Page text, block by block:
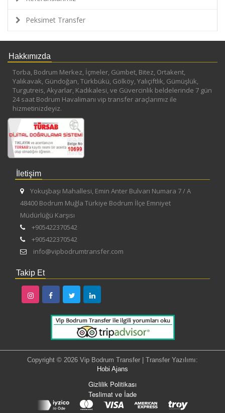
Peksimet Transfer
Hakkımızda
Torba, Bodrum Merkez, İçmeler, Gümbet, Bitez, Ortakent,
Yalıkavak, Gündoğan, Türkbükü, Gölköy, Yalıçiftlik, Gümüşlük,
Turgutreis, Akyarlar, Kadıkalesi, ve Güvercinlik beldelerinde 7 gün
24 saat Bodrum Havalimanı vip transfer araçlarımız ile
hizmetinizdeyiz.
İletişim
Yokuşbaşı Mahallesi, Emin Anter Bulvarı Numara 7 / A
48400 Bodrum Muğla Türkiye Bodrum İlçe Emniyet
Müdürlüğü Karşısı
+905422370542
+905422370542
info@vipbodrumtransfer.com
Takip Et
Copyright © 2026 Vip Bodrum Transfer | Transfer Yazılımı:
Hobi Ajans
Gizlilik Politikası
Teslimat ve İade